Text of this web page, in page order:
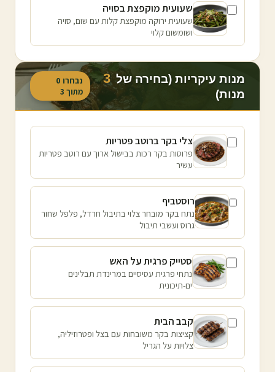
שעועית מוקפצת בסויה
שעועית ירוקה מוקפצת קלות עם שום, סויה
ושומשום קלוי
מנות עיקריות (בחירה של 3
מנות)
נבחרו 0
מתוך 3
צלי בקר ברוטב פטריות
פרוסות בקר רכות בבישול ארוך עם רוטב פטריות
עשיר
רוסטביף
נתח בקר מובחר צלוי בתיבול חרדל, פלפל שחור
גרוס ועשבי תיבול
סטייק פרגית על האש
נתחי פרגית עסיסיים במרינדת תבלינים
ים-תיכונית
קבב הבית
קציצות בקר משובחות עם בצל ופטרוזיליה,
צלויות על הגריל